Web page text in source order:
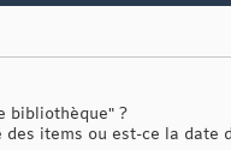
bibliothèque" ?
items ou est-ce la